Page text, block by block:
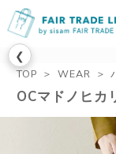
❮
TOP WEAR
OCマドノヒカ